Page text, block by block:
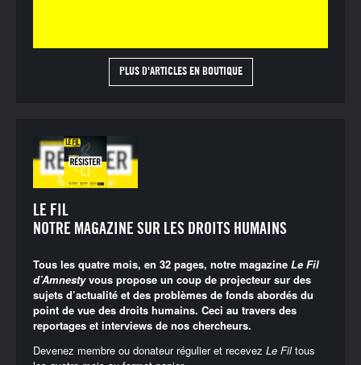
PLUS D'ARTICLES EN BOUTIQUE
LE FIL
NOTRE MAGAZINE SUR LES DROITS HUMAINS
Tous les quatre mois, en 32 pages, notre magazine Le Fil
d’Amnestyvous propose un coup de projecteur sur des
sujets d’actualité et des problèmes de fonds abordés du
point de vue des droits humains. Ceci au travers des
reportages et interviews de nos chercheurs.
Devenez membre ou donateur régulier et recevez Le Filtous